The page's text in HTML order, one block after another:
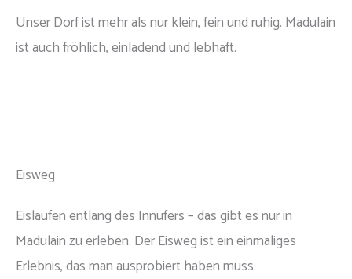
Unser Dorf ist mehr als nur klein, fein und ruhig. Madulain
ist auch fröhlich, einladend und lebhaft.
Eisweg
Eislaufen entlang des Innufers – das gibt es nur in
Madulain zu erleben. Der Eisweg ist ein einmaliges
Erlebnis, das man ausprobiert haben muss.